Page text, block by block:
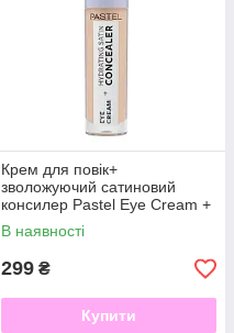
Крем для повік+
зволожуючий сатиновий
консилер Pastel Eye Cream +
Hydrating Satin Concealer
В наявності
299 ₴
Купити